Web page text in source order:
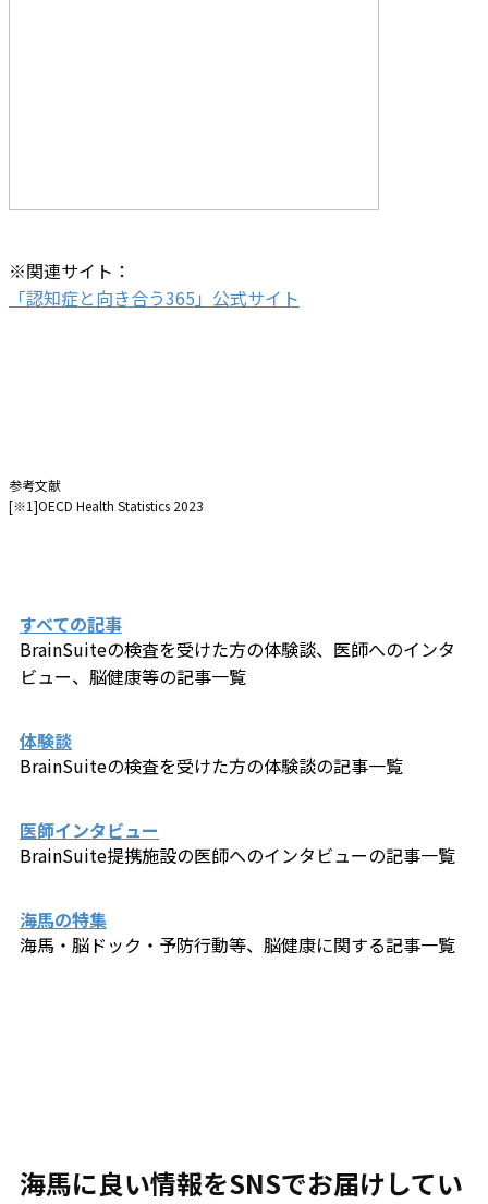
※関連サイト：
「認知症と向き合う365」公式サイト
参考文献
[※1]OECD Health Statistics 2023
すべての記事
BrainSuiteの検査を受けた方の体験談、医師へのインタ
ビュー、​脳健康等の記事一覧
体験談
BrainSuiteの検査を受けた方の体験談の記事一覧
医師インタビュー
BrainSuite提携施設の医師へのインタビューの記事一覧
海馬の特集
海馬・脳ドック・予防行動等、脳健康に関する記事一覧
海馬に良い情報をSNSでお届けしてい